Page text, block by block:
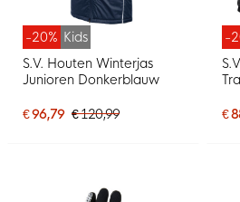
-20% Kids
S.V. Houten Winterjas
Junioren Donkerblauw
€ 96,79 € 120,99
-
€